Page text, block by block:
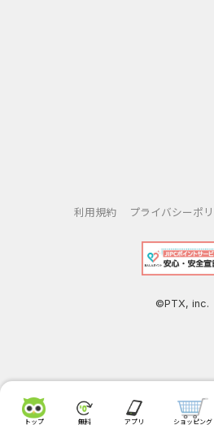
利用規約 プライバシーポ
©PTX, inc.
トップ 無料 アプリ ショッピング